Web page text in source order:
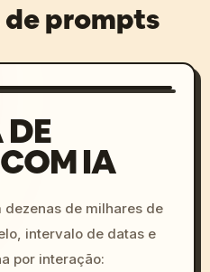
de prompts
IA
dezenas de milhares de
intervalo de datas e
por interação: